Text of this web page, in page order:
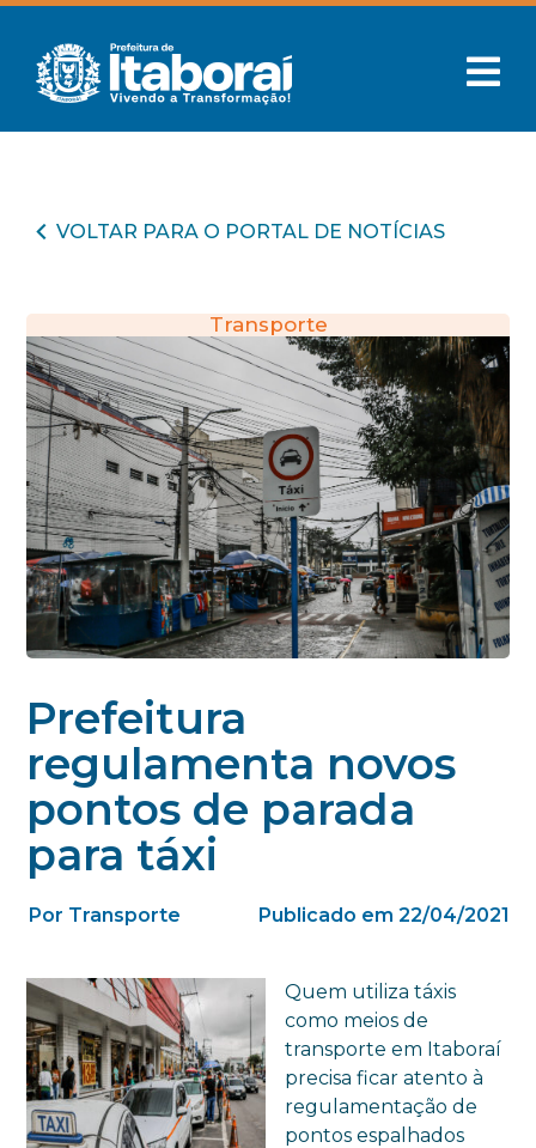
VOLTAR PARA O PORTAL DE NOTÍCIAS
Transporte
Prefeitura
regulamenta novos
pontos de parada
para táxi
Por Transporte Publicado em 22/04/2021
Quem utiliza táxis
como meios de
transporte em Itaboraí
precisa ficar atento à
regulamentação de
pontos espalhados